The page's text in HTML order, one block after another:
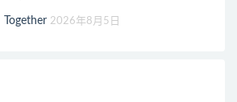
2026年8月5日